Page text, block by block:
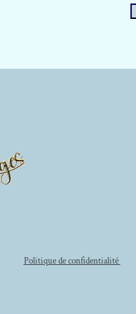
Politique de confidentialité